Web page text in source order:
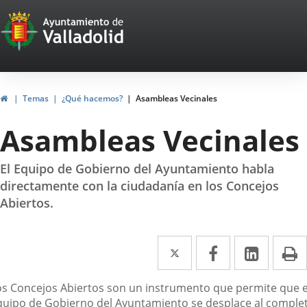
Portal
Web
del
Ayuntamiento
de
Valladolid
InicioTemas ¿Qué hacemos? Asambleas Vecinales
Asambleas Vecinales
El Equipo de Gobierno del Ayuntamiento habla
directamente con la ciudadanía en los Concejos
Abiertos.
Twitter
Enlace
a
una
Facebook
Enlace
a
una
Enlace
a
una
Concejos Abiertos son un instrumento que permite que
de Gobierno del Ayuntamiento se desplace al